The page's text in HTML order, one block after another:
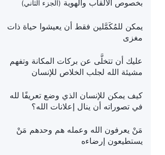
بخصوص الألقاب والهوية (الجزء الثاني)
يمكن للمُكَمَّلين فقط أن يعيشوا حياة ذات
مغزى
عليك أن تتخلَّى عن بركات المكانة وتفهم
مشيئة الله لجلب الخلاص للإنسان
كيف يمكن للإنسان الذي وضع تعريفًا لله
في تصوراته أن ينال إعلانات الله؟
مَنْ يعرفون الله وعمله هم وحدهم مَنْ
يستطيعون إرضاءه